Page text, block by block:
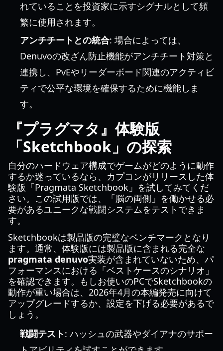
れていることを投資家に示すシグナルとして頻
繁に使用されます。
アンチチートとの統合: 場合によっては、
Denuvoの改ざん防止機能がアンチチート対策と
連携し、PvEやリーダーボード関連のアクティビ
ティで公平な環境を確保するために機能しま
す。
『プラグマタ』体験版
「Sketchbook」の探索
自分のハードウェア構成でゲームがどのように動作
するか迷っているなら、カプコンがリリースした体
験版「Pragmata Sketchbook」を試してみてくだ
さい。この試用版では、「脳の両側」を働かせる必
要があるユニークな戦闘システムをテストできま
す。
Sketchbookは製品版の完璧なベンチマークとなり
ます。通常、体験版には製品版に含まれる完全な
pragmata denuvo実装が含まれていないため、パ
フォーマンスにおける「ベストケースのシナリオ」
を確認できます。もしお使いのPCでSketchbookの
動作が重い場合は、2026年4月の本編発売に向けて
アップグレードするか、設定を下げる必要があるで
しょう。
戦闘テスト: ハッシュの武器やダイアナのサポー